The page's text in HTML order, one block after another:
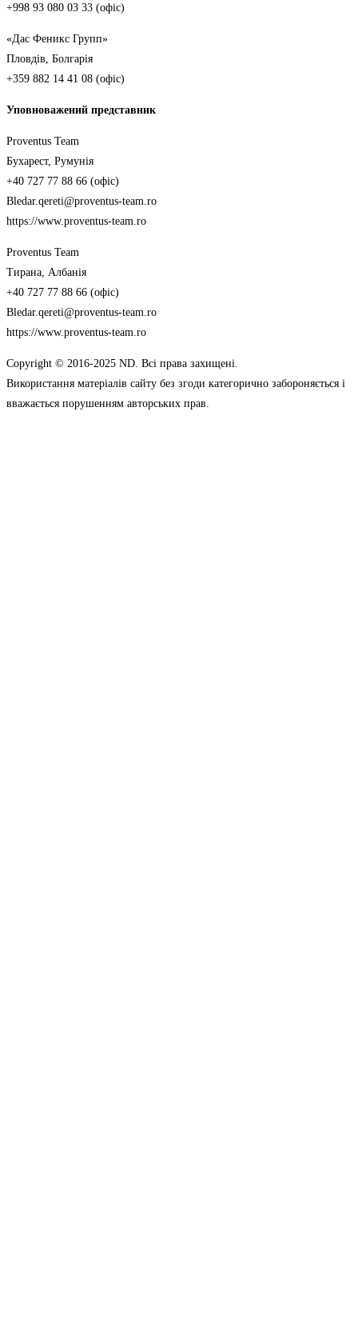
+998 93 080 03 33 (офіс)
«Дас Феникс Групп»
Пловдів, Болгарія
+359 882 14 41 08 (офіс)
Уповноважений представник
Proventus Team
Бухарест, Румунія
+40 727 77 88 66 (офіс)
Bledar.qereti@proventus-team.ro
https://www.proventus-team.ro
Proventus Team
Тирана, Албанія
+40 727 77 88 66 (офіс)
Bledar.qereti@proventus-team.ro
https://www.proventus-team.ro
Copyright © 2016-2025 ND. Всі права захищені.
Використання матеріалів сайту без згоди категорично забороняється і
вважається порушенням авторських прав.